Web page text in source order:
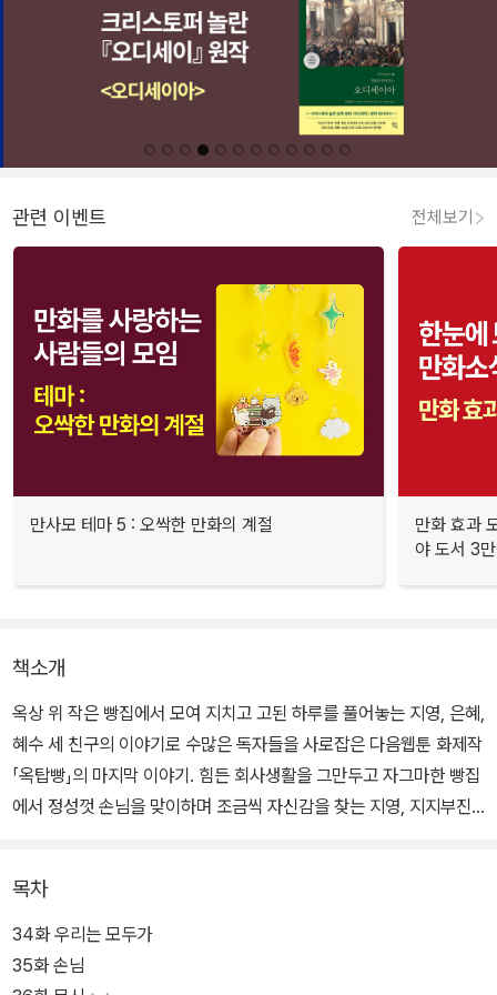
관련 이벤트 전체보기
만사모 테마 5 : 오싹한 만화의 계절
만화 효과
야 도서 3
책소개
옥상 위 작은 빵집에서 모여 지치고 고된 하루를 풀어놓는 지영, 은혜,
혜수 세 친구의 이야기로 수많은 독자들을 사로잡은 다음웹툰 화제작
「옥탑빵」의 마지막 이야기. 힘든 회사생활을 그만두고 자그마한 빵집
에서 정성껏 손님을 맞이하며 조금씩 자신감을 찾는 지영, 지지부진
지, 서툰 서른 살의 고군분투 속에서 성장하고 단단해져가는 이야기
가 펼쳐진다.
목차
34화 우리는 모두가
35화 손님